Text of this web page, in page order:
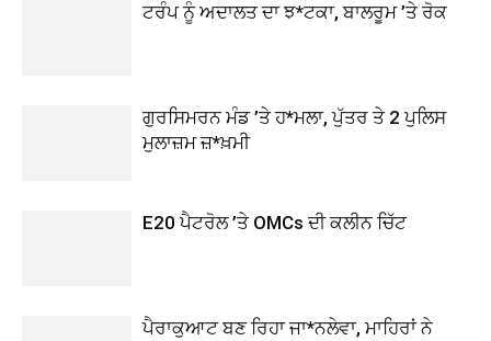
ਟਰੰਪ ਨੂੰ ਅਦਾਲਤ ਦਾ ਝ*ਟਕਾ, ਬਾਲਰੂਮ ’ਤੇ ਰੋਕ
ਗੁਰਸਿਮਰਨ ਮੰਡ ’ਤੇ ਹ*ਮਲਾ, ਪੁੱਤਰ ਤੇ 2 ਪੁਲਿਸ
ਮੁਲਾਜ਼ਮ ਜ਼*ਖ਼ਮੀ
E20 ਪੈਟਰੋਲ ’ਤੇ OMCs ਦੀ ਕਲੀਨ ਚਿੱਟ
ਪੈਰਾਕੁਆਟ ਬਣ ਰਿਹਾ ਜਾ*ਨਲੇਵਾ, ਮਾਹਿਰਾਂ ਨੇ